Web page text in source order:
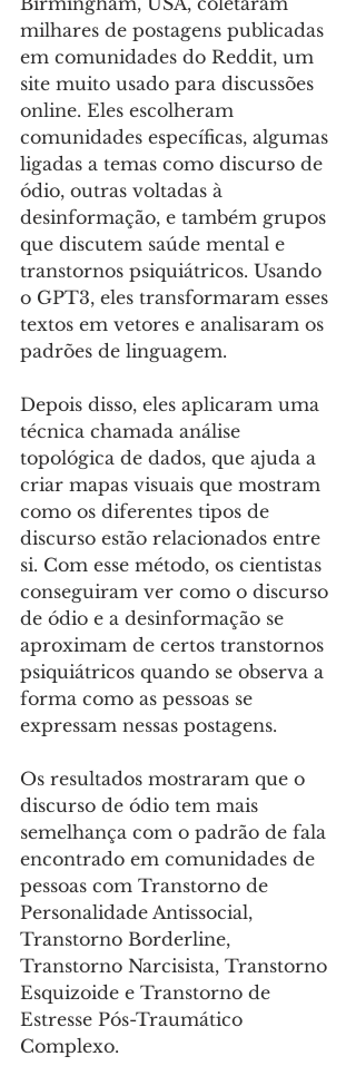
milhares de postagens publicadas
em comunidades do Reddit, um
site muito usado para discussões
online. Eles escolheram
comunidades específicas, algumas
ligadas a temas como discurso de
ódio, outras voltadas à
desinformação, e também grupos
que discutem saúde mental e
transtornos psiquiátricos. Usando
o GPT3, eles transformaram esses
textos em vetores e analisaram os
padrões de linguagem.
Depois disso, eles aplicaram uma
técnica chamada análise
topológica de dados, que ajuda a
criar mapas visuais que mostram
como os diferentes tipos de
discurso estão relacionados entre
si. Com esse método, os cientistas
conseguiram ver como o discurso
de ódio e a desinformação se
aproximam de certos transtornos
psiquiátricos quando se observa a
forma como as pessoas se
expressam nessas postagens.
Os resultados mostraram que o
discurso de ódio tem mais
semelhança com o padrão de fala
encontrado em comunidades de
pessoas com Transtorno de
Personalidade Antissocial,
Transtorno Borderline,
Transtorno Narcisista, Transtorno
Esquizoide e Transtorno de
Estresse Pós-Traumático
Complexo.